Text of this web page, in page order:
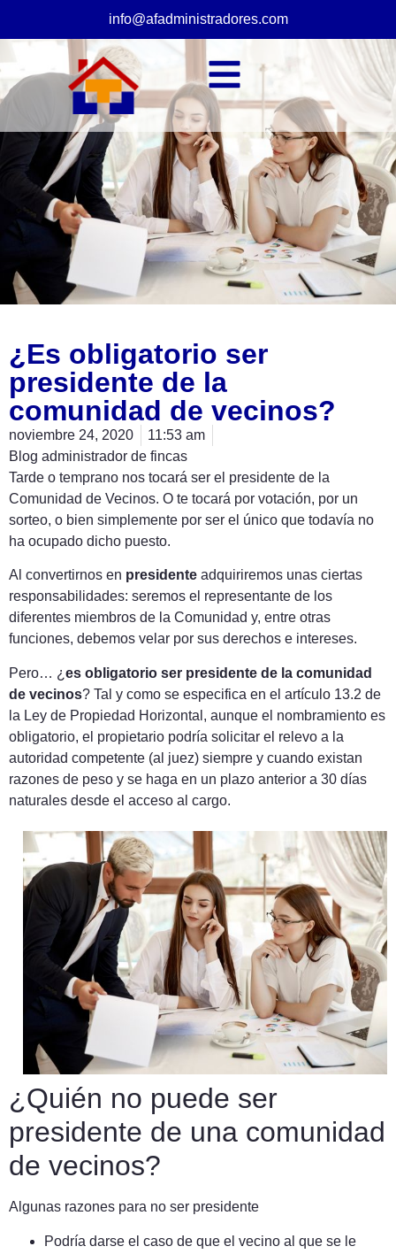
info@afadministradores.com
¿Es obligatorio ser
presidente de la
comunidad de vecinos?
noviembre 24, 2020
11:53 am
Blog administrador de fincas
Tarde o temprano nos tocará ser el presidente de la
Comunidad de Vecinos. O te tocará por votación, por un
sorteo, o bien simplemente por ser el único que todavía no
ha ocupado dicho puesto.
Al convertirnos en presidente adquiriremos unas ciertas
responsabilidades: seremos el representante de los
diferentes miembros de la Comunidad y, entre otras
funciones, debemos velar por sus derechos e intereses.
Pero… ¿ es obligatorio ser presidente de la comunidad
de vecinos? Tal y como se especifica en el artículo 13.2 de
la Ley de Propiedad Horizontal, aunque el nombramiento es
obligatorio, el propietario podría solicitar el relevo a la
autoridad competente (al juez) siempre y cuando existan
razones de peso y se haga en un plazo anterior a 30 días
naturales desde el acceso al cargo.
¿Quién no puede ser
presidente de una comunidad
de vecinos?
Algunas razones para no ser presidente
Podría darse el caso de que el vecino al que se le